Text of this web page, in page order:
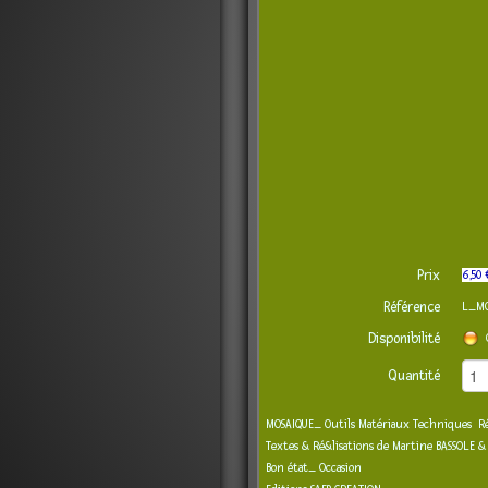
Prix 6,50
Référence
Disponibilité
Quantité
MOSAIQUE_ Outils Matériaux Techniques
Textes & Ré&lisations de Martine BASSOLE
Bon état_ Occasion